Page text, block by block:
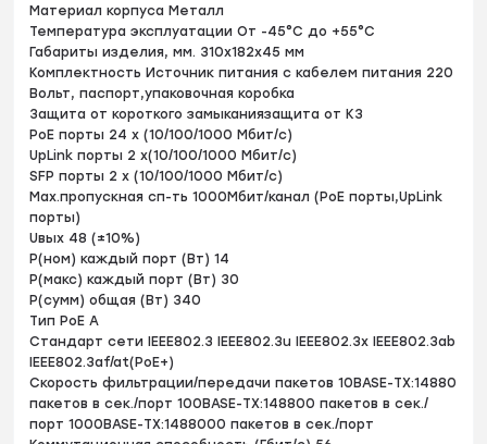
Материал корпуса Металл
Температура эксплуатации От -45°C до +55°C
Габариты изделия, мм. 310x182x45 мм
Комплектность Источник питания с кабелем питания 220
Вольт, паспорт,упаковочная коробка
Защита от короткого замыканиязащита от КЗ
PoE порты 24 х (10/100/1000 Мбит/с)
UpLink порты 2 х(10/100/1000 Мбит/с)
SFP порты 2 х (10/100/1000 Мбит/с)
Max.пропускная сп-ть 1000Мбит/канал (PoE порты,UpLink
порты)
Uвых 48 (±10%)
Р(ном) каждый порт (Вт) 14
Р(макс) каждый порт (Вт) 30
Р(сумм) общая (Вт) 340
Тип РоЕ A
Стандарт сети IEEE802.3 IEEE802.3u IEEE802.3x IEEE802.3ab
IEEE802.3af/at(РоЕ+)
Скорость фильтрации/передачи пакетов 10BASE-TX:14880
пакетов в сек./порт 100BASE-TX:148800 пакетов в сек./
порт 1000BASE-TX:1488000 пакетов в сек./порт